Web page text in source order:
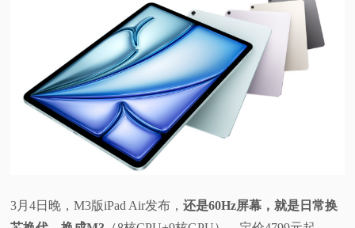
3月4日晚，M3版iPad Air发布，还是60Hz屏幕，就是日常换